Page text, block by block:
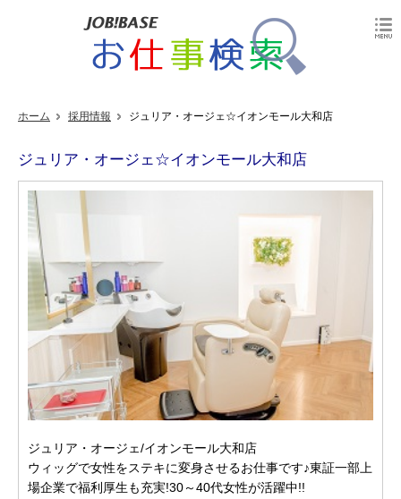
ホーム 採用情報 ジュリア・オージェ☆イオンモール大和店
ジュリア・オージェ☆イオンモール大和店
ジュリア・オージェ/イオンモール大和店
ウィッグで女性をステキに変身させるお仕事です♪東証一部上
場企業で福利厚生も充実!30～40代女性が活躍中!!